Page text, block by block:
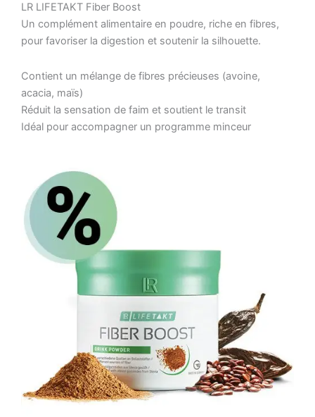
LR LIFETAKT Fiber Boost
Un complément alimentaire en poudre, riche en fibres,
pour favoriser la digestion et soutenir la silhouette.
Contient un mélange de fibres précieuses (avoine,
acacia, maïs)
Réduit la sensation de faim et soutient le transit
Idéal pour accompagner un programme minceur